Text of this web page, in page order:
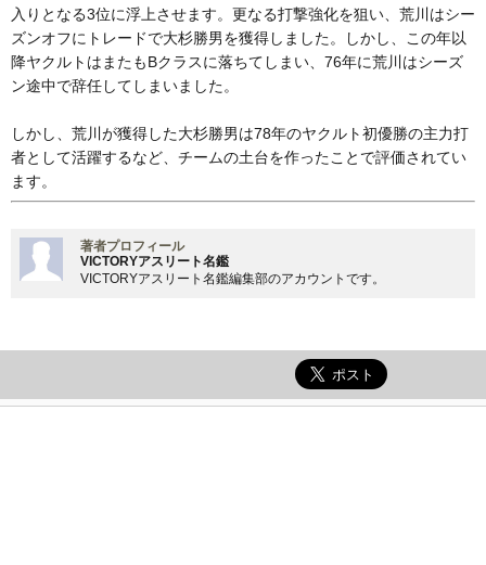
入りとなる3位に浮上させます。更なる打撃強化を狙い、荒川はシー
ズンオフにトレードで大杉勝男を獲得しました。しかし、この年以
降ヤクルトはまたもBクラスに落ちてしまい、76年に荒川はシーズ
ン途中で辞任してしまいました。
しかし、荒川が獲得した大杉勝男は78年のヤクルト初優勝の主力打
者として活躍するなど、チームの土台を作ったことで評価されてい
ます。
著者プロフィール
VICTORYアスリート名鑑
VICTORYアスリート名鑑編集部のアカウントです。